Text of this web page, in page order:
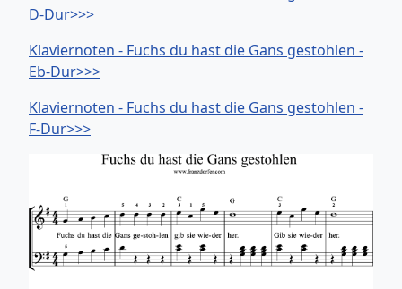
D-Dur>>>
Klaviernoten - Fuchs du hast die Gans gestohlen -
Eb-Dur>>>
Klaviernoten - Fuchs du hast die Gans gestohlen -
F-Dur>>>